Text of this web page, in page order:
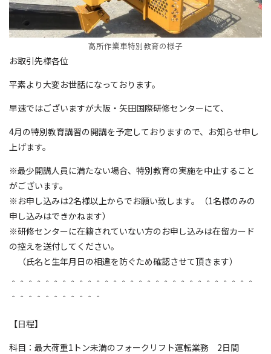
高所作業車特別教育の様子
お取引先様各位
平素より大変お世話になっております。
早速ではございますが大阪・矢田国際研修センターにて、
4月の特別教育講習の開講を予定しておりますので、お知らせ申し
上げます。
※最少開講人員に満たない場合、特別教育の実施を中止すること
がございます。
※お申し込みは2名様以上からでお願い致します。（1名様のみの
申し込みはできかねます）
※研修センターに在籍されていない方のお申し込みは在留カード
の控えを送付してください。
（氏名と生年月日の相違を防ぐため確認させて頂きます）
＾＾＾＾＾＾＾＾＾＾＾＾＾＾＾＾＾＾＾＾＾＾＾＾＾＾＾＾＾
＾＾＾＾＾＾＾＾＾＾＾
【日程】
科目：最大荷重1トン未満のフォークリフト運転業務 2日間